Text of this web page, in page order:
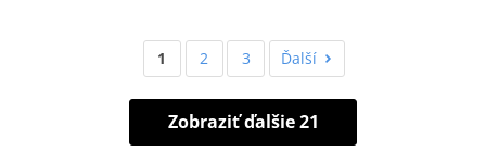
1 2 3 Ďalší
Zobraziť ďalšie 21